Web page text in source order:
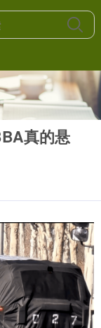
真的悬